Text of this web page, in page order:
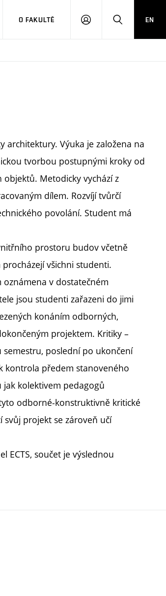
O FAKULTĚ
PŘIHLÁSITHLEDAT
EN
architektury. Výuka je založena na
tvorbou postupnými kroky od
Metodicky vychází z
dílem. Rozvíjí tvůrčí
povolání. Student má
prostoru budov včetně
všichni studenti.
v dostatečném
jsou studenti zařazeni do jimi
konáním odborných,
projektem. Kritiky –
poslední po ukončení
kontrola předem stanoveného
kolektivem pedagogů
odborné-konstruktivně kritické
svůj projekt se zároveň učí
ECTS, součet je výslednou